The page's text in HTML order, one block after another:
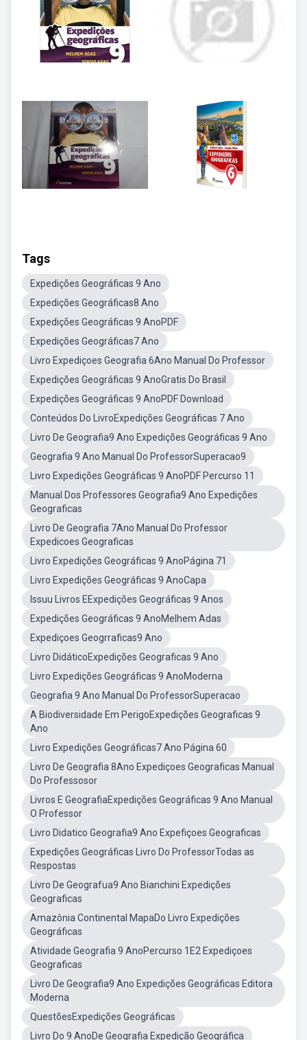
Tags
Expedições Geográficas 9 Ano
Expedições Geográficas8 Ano
Expedições Geográficas 9 AnoPDF
Expedições Geográficas7 Ano
Livro Expediçoes Geografia 6Ano Manual Do Professor
Expedições Geográficas 9 AnoGratis Do Brasil
Expedições Geográficas 9 AnoPDF Download
Conteúdos Do LivroExpedições Geográficas 7 Ano
Livro De Geografia9 Ano Expedições Geográficas 9 Ano
Geografia 9 Ano Manual Do ProfessorSuperacao9
Livro Expedições Geográficas 9 AnoPDF Percurso 11
Manual Dos Professores Geografia9 Ano Expedições
Geograficas
Livro De Geografia 7Ano Manual Do Professor
Expedicoes Geograficas
Livro Expedições Geográficas 9 AnoPágina 71
Livro Expedições Geográficas 9 AnoCapa
Issuu Livros EExpedições Geográficas 9 Anos
Expedições Geográficas 9 AnoMelhem Adas
Expediçoes Geogrraficas9 Ano
Livro DidáticoExpedições Geograficas 9 Ano
Livro Expedições Geográficas 9 AnoModerna
Geografia 9 Ano Manual Do ProfessorSuperacao
A Biodiversidade Em PerigoExpedições Geograficas 9
Ano
Livro Expedições Geográficas7 Ano Página 60
Livro De Geografia 8Ano Expediçoes Geograficas Manual
Do Professosor
Livros E GeografiaExpedições Geográficas 9 Ano Manual
O Professor
Livro Didatico Geografia9 Ano Expefiçoes Geograficas
Expedições Geográficas Livro Do ProfessorTodas as
Respostas
Livro De Geografua9 Ano Bianchini Expedições
Geograficas
Amazônia Continental MapaDo Livro Expedições
Geográficas
Atividade Geografia 9 AnoPercurso 1E2 Expediçoes
Geograficas
Livro De Geografia9 Ano Expedições Geográficas Editora
Moderna
QuestõesExpedições Geográficas
Livro Do 9 AnoDe Geografia Expedição Geográfica